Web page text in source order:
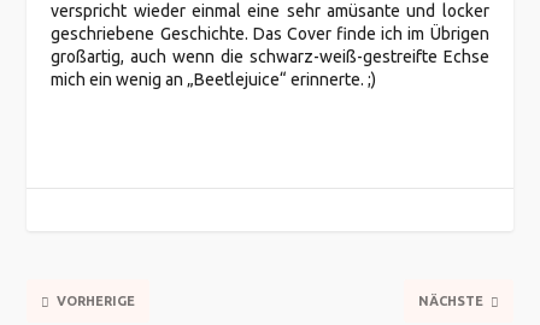
verspricht wieder einmal eine sehr amüsante und locker
geschriebene Geschichte. Das Cover finde ich im Übrigen
großartig, auch wenn die schwarz-weiß-gestreifte Echse
mich ein wenig an „Beetlejuice“ erinnerte. ;)
VORHERIGE NÄCHSTE